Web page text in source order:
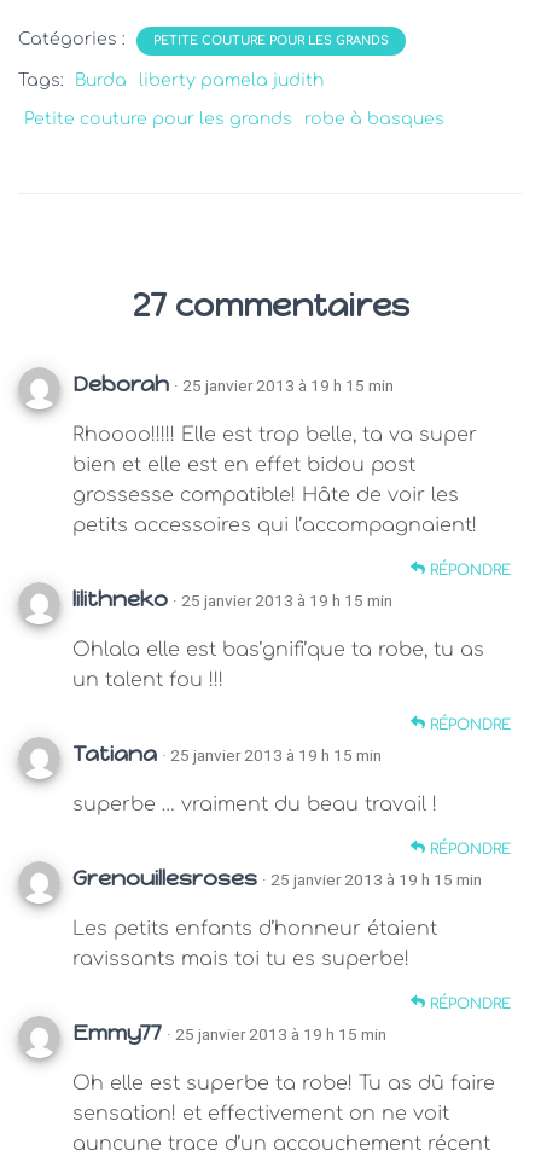
Catégories : PETITE COUTURE POUR LES GRANDS
Tags: Burda liberty pamela judith
Petite couture pour les grands robe à basques
27 commentaires
Deborah · 25 janvier 2013 à 19 h 15 min
Rhoooo!!!!! Elle est trop belle, ta va super
bien et elle est en effet bidou post
grossesse compatible! Hâte de voir les
petits accessoires qui l’accompagnaient!
RÉPONDRE
lilithneko · 25 janvier 2013 à 19 h 15 min
Ohlala elle est bas’gnifi’que ta robe, tu as
un talent fou !!!
RÉPONDRE
Tatiana · 25 janvier 2013 à 19 h 15 min
superbe … vraiment du beau travail !
RÉPONDRE
Grenouillesroses · 25 janvier 2013 à 19 h 15 min
Les petits enfants d’honneur étaient
ravissants mais toi tu es superbe!
RÉPONDRE
Emmy77 · 25 janvier 2013 à 19 h 15 min
Oh elle est superbe ta robe! Tu as dû faire
sensation! et effectivement on ne voit
auncune trace d’un accouchement récent